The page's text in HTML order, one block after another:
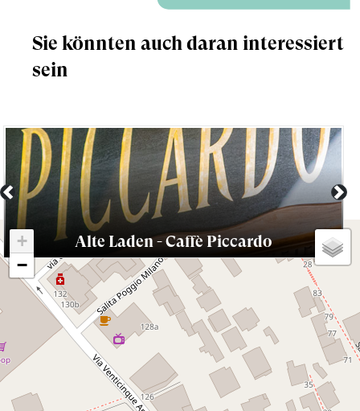
Sie könnten auch daran interessiert
sein
Alte Laden - Caffè Piccardo
Previous
+
−